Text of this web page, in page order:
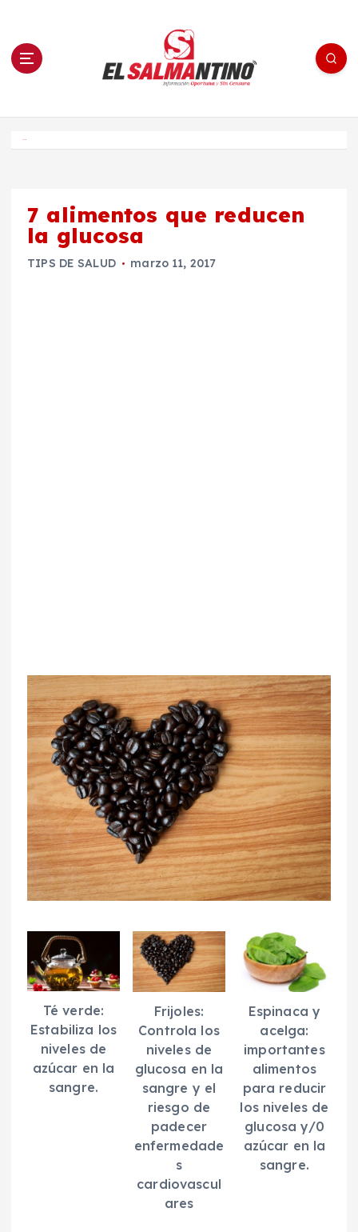
n El Salmantino - medios/noticias/editorial
7 alimentos que reducen
la glucosa
TIPS DE SALUD marzo 11, 2017
Té verde:
Estabiliza los
niveles de
azúcar en la
sangre.
Frijoles:
Controla los
niveles de
glucosa en la
sangre y el
riesgo de
padecer
enfermedade
s
cardiovascul
ares
Espinaca y
acelga:
importantes
alimentos
para reducir
los niveles de
glucosa y/0
azúcar en la
sangre.